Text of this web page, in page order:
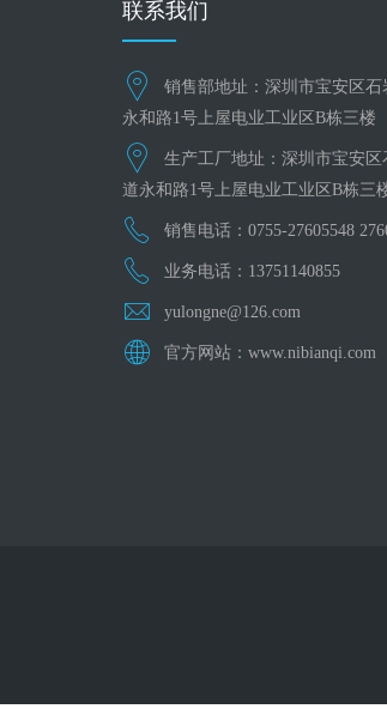
联系我们
销售部地址：深圳市宝安区石
永和路1号上屋电业工业区B栋三楼
生产工厂地址：深圳市宝安区
道永和路1号上屋电业工业区B栋三
销售电话：0755-27605548
业务电话：13751140855
yulongne@126.com
官方网站：www.nibianqi.com